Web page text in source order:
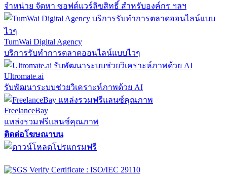
จำหน่าย จัดหา ซอฟต์แวร์ลิขสิทธิ์ สำหรับองค์กร ฯลฯ
TumWai Digital Agency
บริการรับทำการตลาดออนไลน์แบบไวๆ
Ultromate.ai
รับพัฒนาระบบช่วยวิเคราะห์ภาพด้วย AI
FreelanceBay
แหล่งรวมฟรีแลนซ์คุณภาพ
ติดต่อโฆษณาบน